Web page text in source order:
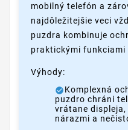
mobilný telefón a
najdôležitejšie veci
puzdra kombinuje
praktickými funkciami
Výhody:
Komplexná
puzdro chráni
vrátane
nárazmi a